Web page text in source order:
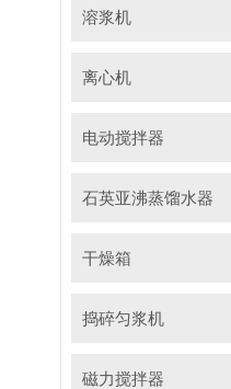
溶浆机
离心机
电动搅拌器
石英亚沸蒸馏水器
干燥箱
捣碎匀浆机
磁力搅拌器